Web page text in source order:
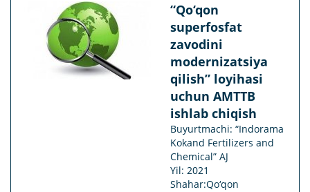
“Qo‘qon
superfosfat
zavodini
modernizatsiya
qilish” loyihasi
uchun AMTTB
ishlab chiqish
Buyurtmachi: “Indorama
Kokand Fertilizers and
Chemical” AJ
Yil: 2021
Shahar:Qo‘qon